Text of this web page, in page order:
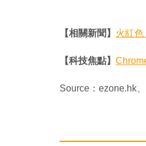
【相關新聞】 火紅
【科技焦點】
Source：ezone.hk、